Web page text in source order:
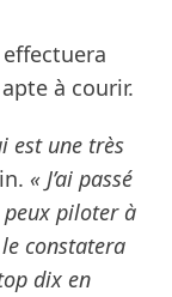
à courir.
est une très
« J’ai passé
piloter à
constatera
dix en